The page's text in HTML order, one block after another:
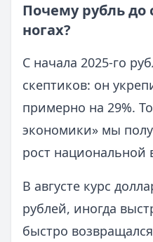
Почему рубль до
ногах?
С начала 2025-го
скептиков: он
примерно на 29%.
экономики» мы
рост национальной
В августе курс
рублей, иногда
быстро